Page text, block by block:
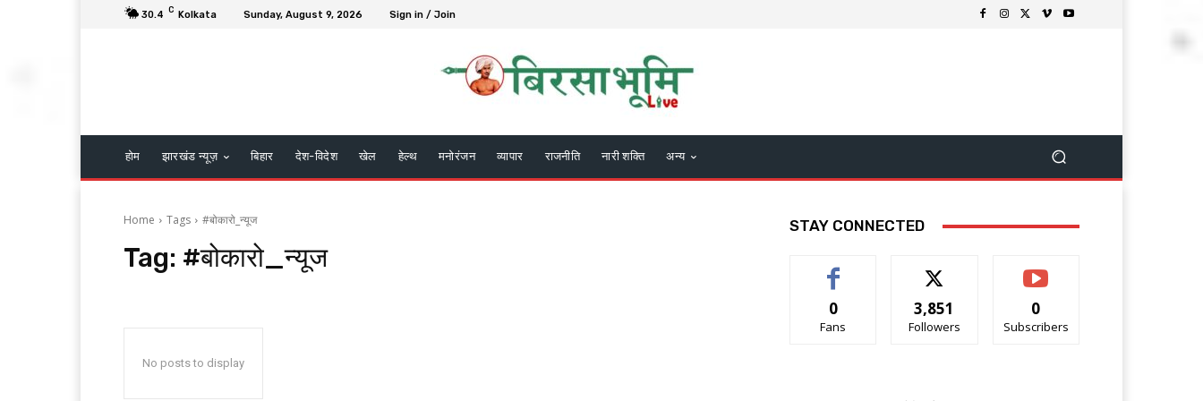
30.4 C Kolkata Sunday, August 9, 2026 Sign in / Join
होम झारखंड न्यूज़ बिहार देश-विदेश खेल हेल्थ मनोरंजन व्यापार राजनीति नारी शक्ति अन्य
Home Tags #बोकारो_न्यूज
Tag: #बोकारो_न्यूज
No posts to display
STAY CONNECTED
0
Fans
3,851
Followers
0
Subscribers